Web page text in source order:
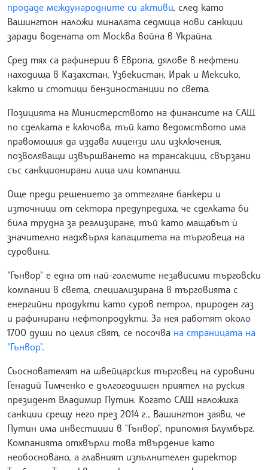
продаде международните си активи, след като
Вашингтон наложи миналата седмица нови санкции
заради водената от Москва война в Украйна.
Сред тях са рафинерии в Европа, дялове в нефтени
находища в Казахстан, Узбекистан, Ирак и Мексико,
както и стотици бензиностанции по света.
Позицията на Министерството на финансите на САЩ
по сделката е ключова, тъй като ведомството има
правомощия да издава лицензи или изключения,
позволяващи извършването на трансакции, свързани
със санкционирани лица или компании.
Още преди решението за оттегляне банкери и
източници от сектора предупредиха, че сделката би
била трудна за реализиране, тъй като мащабът ѝ
значително надхвърля капацитета на търговеца на
суровини.
"Гънвор" е една от най-големите независими търговски
компании в света, специализирана в търговията с
енергийни продукти като суров петрол, природен газ
и рафинирани нефтопродукти. За нея работят около
1700 души по целия свят, се посочва на страницата на
"Гънвор".
Съоснователят на швейцарския търговец на суровини
Генадий Тимченко е дългогодишен приятел на руския
президент Владимир Путин. Когато САЩ наложиха
санкции срещу него през 2014 г., Вашингтон заяви, че
Путин има инвестиции в "Гънвор", припомня Блумбърг.
Компанията отхвърли това твърдение като
необосновано, а главният изпълнителен директор